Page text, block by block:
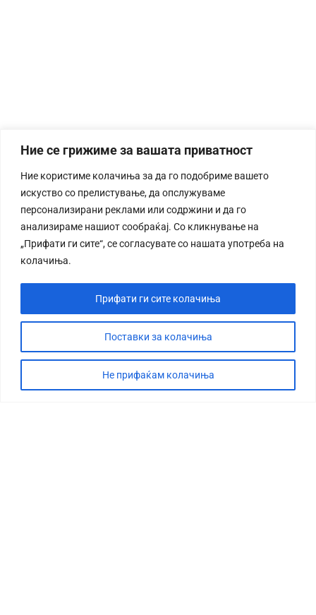
Ние се грижиме за вашата приватност
Ние користиме колачиња за да го подобриме вашето
искуство со прелистување, да опслужуваме
персонализирани реклами или содржини и да го
анализираме нашиот сообраќај. Со кликнување на
„Прифати ги сите“, се согласувате со нашата употреба на
колачиња.
Поставки за колачиња
Не прифаќам колачиња
Прифати ги сите колачиња